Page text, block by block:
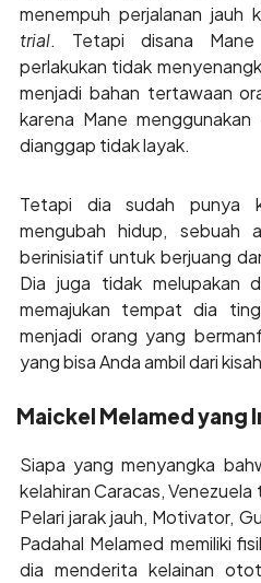
menempuh perjalanan jauh
trial. Tetapi disana Mane
perlakukan tidak
menjadi bahan tertawaan
karena Mane
dianggap tidak layak.
Tetapi dia sudah punya
mengubah hidup, sebuah
berinisiatif untuk berjuang
Dia juga tidak melupakan
memajukan tempat dia
menjadi orang yang
yang bisa Anda ambil dari
Maickel Melamed yang
Siapa yang menyangka
kelahiran Caracas, Venezuela
Pelari jarak jauh, Motivator,
Padahal Melamed memiliki
dia menderita kelainan